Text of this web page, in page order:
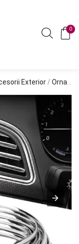
0
Exterior / Ornamente Exterior